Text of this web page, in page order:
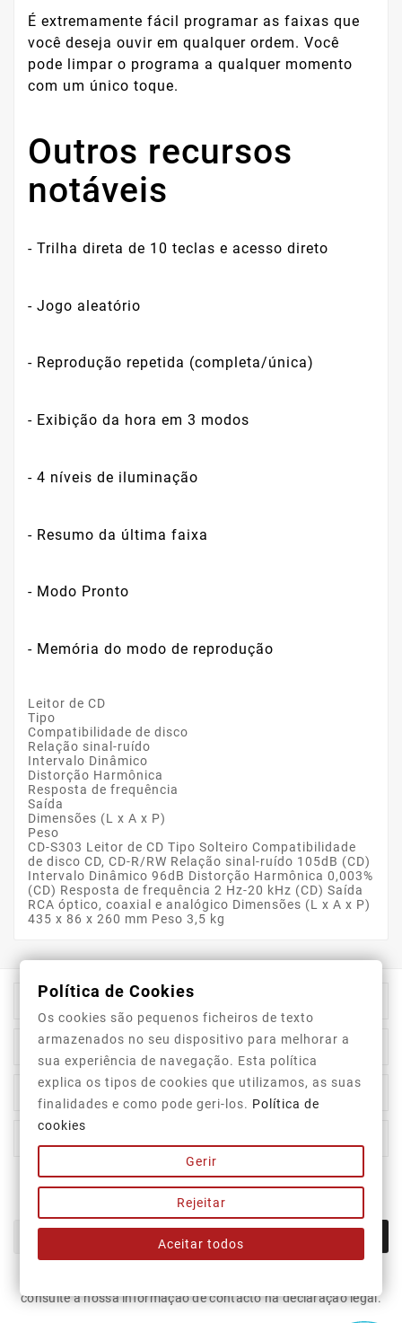
É extremamente fácil programar as faixas que
você deseja ouvir em qualquer ordem. Você
pode limpar o programa a qualquer momento
com um único toque.
Outros recursos
notáveis
- Trilha direta de 10 teclas e acesso direto
- Jogo aleatório
- Reprodução repetida (completa/única)
- Exibição da hora em 3 modos
- 4 níveis de iluminação
- Resumo da última faixa
- Modo Pronto
- Memória do modo de reprodução
Leitor de CD
Tipo
Compatibilidade de disco
Relação sinal-ruído
Intervalo Dinâmico
Distorção Harmônica
Resposta de frequência
Saída
Dimensões (L x A x P)
Peso
CD-S303 Leitor de CD Tipo Solteiro Compatibilidade
de disco CD, CD-R/RW Relação sinal-ruído 105dB (CD)
Intervalo Dinâmico 96dB Distorção Harmônica 0,003%
(CD) Resposta de frequência 2 Hz-20 kHz (CD) Saída
RCA óptico, coaxial e analógico Dimensões (L x A x P)
435 x 86 x 260 mm Peso 3,5 kg
Informação Da Loja
Top Categorias
A Nossa Empresa

Newsletter
consulte a nossa informação de contacto na declaração legal.
Política de Cookies
Os cookies são pequenos ficheiros de texto
armazenados no seu dispositivo para melhorar a
sua experiência de navegação. Esta política
explica os tipos de cookies que utilizamos, as suas
finalidades e como pode geri-los. Política de
cookies
Gerir
Rejeitar
Aceitar todos